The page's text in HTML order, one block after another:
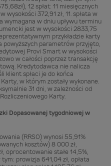
12 spłat: 11 miesięcznych
wysokości 372,91 zł, 11. spłata w
wymagana w dniu upływu terminu
jest w wysokości 2833,75
przykładzie karty
powyższych parametrów przyjęto,
Provi Smart w wysokości
w całości poprzez transakcję
Kredytodawca nie nalicza
klient spłaci je do końca
w którym zostały wykonane.
31 dni, w zależności od
Karty.
Dopasowanej tygodniowej w
(RRSO) wynosi 55,91%
kosztów) 8 000 zł,
oprocentowanie stałe 14,5%,
prowizja 641,04 zł, opłata